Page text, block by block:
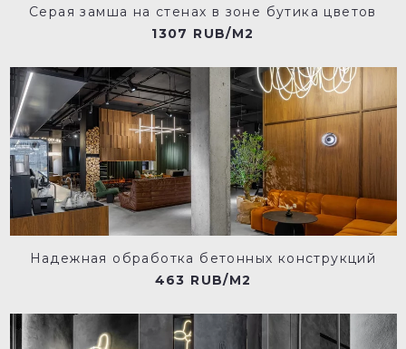
Серая замша на стенах в зоне бутика цветов
1307 RUB/M2
Надежная обработка бетонных конструкций
463 RUB/M2